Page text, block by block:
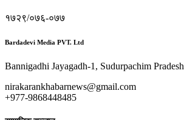
१७२९/०७६-०७७
Bardadevi Media PVT. Ltd
Bannigadhi Jayagadh-1, Sudurpachim Pradesh
nirakarankhabarnews@gmail.com
+977-9868448485